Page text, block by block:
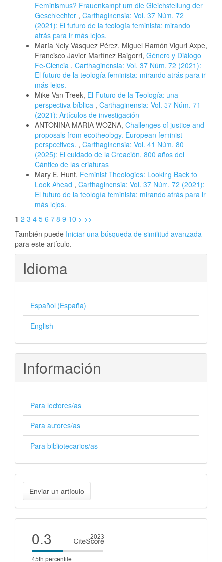
Feminismus? Frauenkampf um die Gleichstellung der
Geschlechter , Carthaginensia: Vol. 37 Núm. 72
(2021): El futuro de la teología feminista: mirando
atrás para ir más lejos.
María Nely Vásquez Pérez, Miguel Ramón Viguri Axpe,
Francisco Javier Martínez Baigorri, Género y Diálogo
Fe-Ciencia , Carthaginensia: Vol. 37 Núm. 72 (2021):
El futuro de la teología feminista: mirando atrás para ir
más lejos.
Mike Van Treek, El Futuro de la Teología: una
perspectiva bíblica , Carthaginensia: Vol. 37 Núm. 71
(2021): Artículos de investigación
ANTONINA MARIA WOZNA, Challenges of justice and
proposals from ecotheology. European feminist
perspectives. , Carthaginensia: Vol. 41 Núm. 80
(2025): El cuidado de la Creación. 800 años del
Cántico de las criaturas
Mary E. Hunt, Feminist Theologies: Looking Back to
Look Ahead , Carthaginensia: Vol. 37 Núm. 72 (2021):
El futuro de la teología feminista: mirando atrás para ir
más lejos.
1 2 3 4 5 6 7 8 9 10 > >>
También puede Iniciar una búsqueda de similitud avanzada
para este artículo.
Idioma
Español (España)
English
Información
Para lectores/as
Para autores/as
Para bibliotecarios/as
Enviar
un
artículo
Enviar un artículo
Cite
score